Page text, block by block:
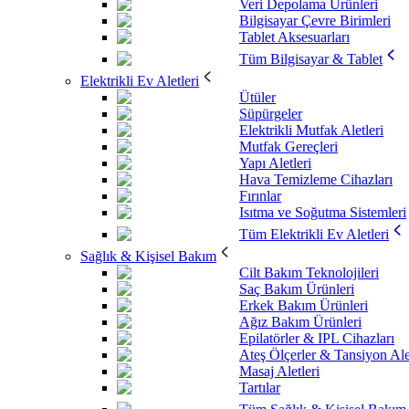
Veri Depolama Ürünleri
Bilgisayar Çevre Birimleri
Tablet Aksesuarları
Tüm Bilgisayar & Tablet
Elektrikli Ev Aletleri
Ütüler
Süpürgeler
Elektrikli Mutfak Aletleri
Mutfak Gereçleri
Yapı Aletleri
Hava Temizleme Cihazları
Fırınlar
Isıtma ve Soğutma Sistemleri
Tüm Elektrikli Ev Aletleri
Sağlık & Kişisel Bakım
Cilt Bakım Teknolojileri
Saç Bakım Ürünleri
Erkek Bakım Ürünleri
Ağız Bakım Ürünleri
Epilatörler & IPL Cihazları
Ateş Ölçerler & Tansiyon
Masaj Aletleri
Tartılar